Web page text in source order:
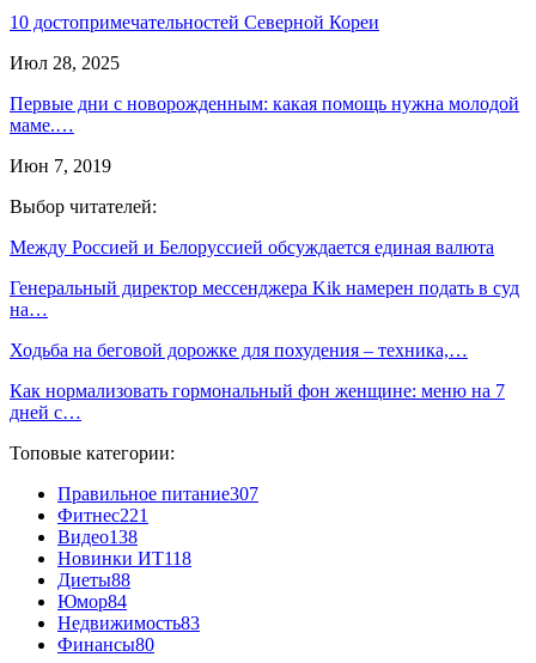
10 достопримечательностей Северной Кореи
Июл 28, 2025
Первые дни с новорожденным: какая помощь нужна молодой
маме.…
Июн 7, 2019
Выбор читателей:
Между Россией и Белоруссией обсуждается единая валюта
Генеральный директор мессенджера Kik намерен подать в суд
на…
Ходьба на беговой дорожке для похудения – техника,…
Как нормализовать гормональный фон женщине: меню на 7
дней с…
Топовые категории:
Правильное питание307
Фитнес221
Видео138
Новинки ИТ118
Диеты88
Юмор84
Недвижимость83
Финансы80